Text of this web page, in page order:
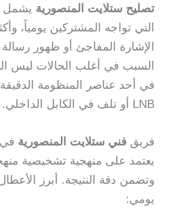
تصليح ستلايت المنصورية يشمل
التي تواجه المشتركين يومياً،
الإشارة المفاجئ أو ظهور
السبب في أغلب الحالات ليس
في أحد عناصر المنظومة الدقيقة
LNB أو تلف في الكابل الداخلي.
فريق فني ستلايت المنصورية
يعتمد على منهجية تشخيصية
وتضمن دقة النتيجة. أبرز
يومي: